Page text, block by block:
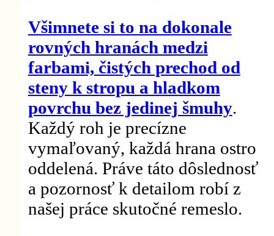
Všimnete si to na dokonale
rovných hranách medzi
farbami, čistých prechod od
steny k stropu a hladkom
povrchu bez jedinej šmuhy.
Každý roh je precízne
vymaľovaný, každá hrana ostro
oddelená. Práve táto dôslednosť
a pozornosť k detailom robí z
našej práce skutočné remeslo.